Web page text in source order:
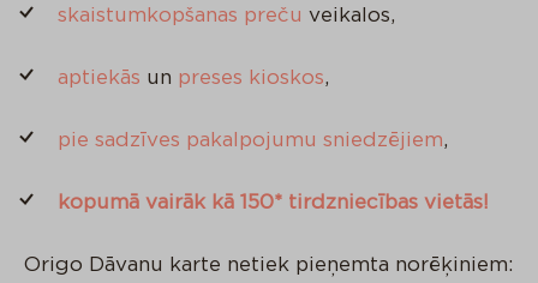
skaistumkopšanas preču veikalos,
aptiekās un preses kioskos,
pie sadzīves pakalpojumu sniedzējiem,
kopumā vairāk kā 150* tirdzniecības vietās!
Origo Dāvanu karte netiek pieņemta norēķiniem: